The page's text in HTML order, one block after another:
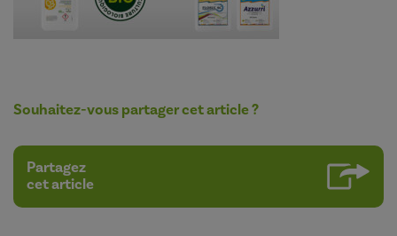
Souhaitez-vous partager cet article ?
Partagez
cet article